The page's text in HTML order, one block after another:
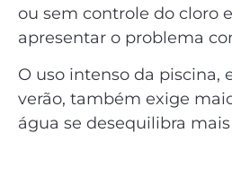
ou sem controle do cloro
apresentar o problema
O uso intenso da piscina,
verão, também exige
água se desequilibra